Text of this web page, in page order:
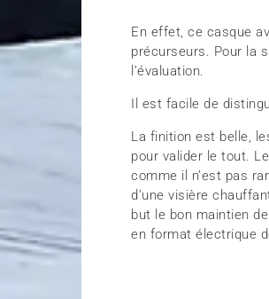
En effet, ce casque
précurseurs. Pour la
l’évaluation.
Il est facile de
La finition est belle,
pour valider le tout.
comme il n’est pas
d’une visière
but le bon maintien
en format électrique